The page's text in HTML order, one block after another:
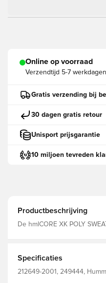
Online op voorraad
Verzendtijd 5-7 werkdagen
Gratis verzending bij
30 dagen gratis retour
Unisport prijsgarantie
10 miljoen tevreden
Productbeschrijving
De hmlCORE XK POLY
stoftechnologie® zorgt
ademend is tijdens het
Deze hummel® hoodie
Specificaties
212649-2001, 249444,